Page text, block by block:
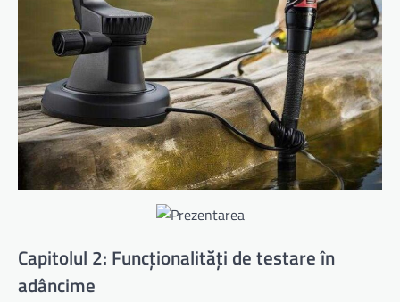
Capitolul 2: Funcționalități de testare în
adâncime